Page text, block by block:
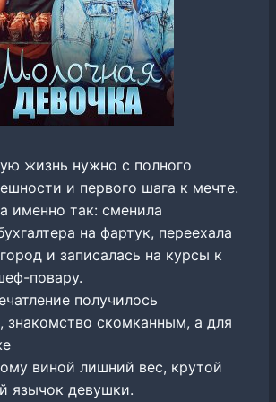
жизнь нужно с полного
и первого шага к мечте.
именно так: сменила
на фартук, переехала
и записалась на курсы к
повару.
получилось
знакомство скомканным, а для
виной лишний вес, крутой
язычок девушки.